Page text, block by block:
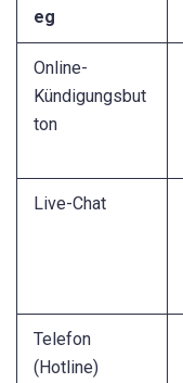
eg
Online-
Kündigungsbut
ton
Live-Chat
Telefon
(Hotline)